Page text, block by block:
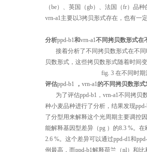
（be）、英国（gb）、法国（fr）品种
vrn-a1主要以3拷贝形式存在，也有一
分析ppd-b1和vrn-a1不同拷贝数形式在
接着分析了不同拷贝数形式在不同
贝数形式，这些拷贝数形式随着时间
fig. 3 在不同时
评估ppd-b1 ， vrn-a1的不同拷贝数形
为了评估ppd-b1 ， vrn-a1不同拷贝
种小麦品种进行了分析，结果发现
了分型用来解释这个光周期主要调控
能解释基因型差异（pg ）的8.3 %。
2.6 %。这个差异可以通过ppd-d1和
例最高，而ppd-b1解释荷兰（nl）和比